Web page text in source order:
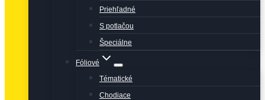
Priehľadné
S potlačou
Špeciálne
Fóliové
Tématické
Chodiace